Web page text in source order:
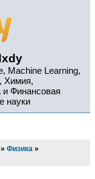
Machine Learning,
Химия,
Финансовая
науки
» Физика »